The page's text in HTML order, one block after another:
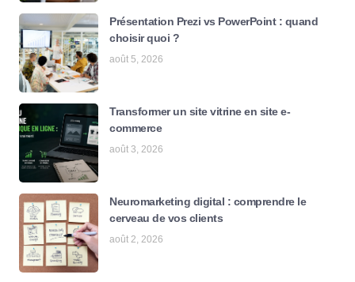
Présentation Prezi vs PowerPoint : quand
choisir quoi ?
août 5, 2026
Transformer un site vitrine en site e-
commerce
août 3, 2026
Neuromarketing digital : comprendre le
cerveau de vos clients
août 2, 2026